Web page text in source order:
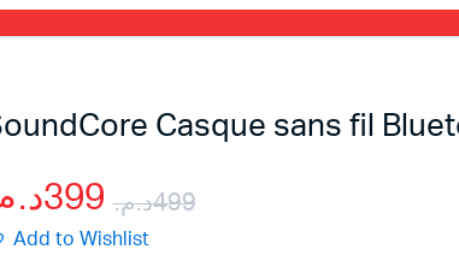
Casque sans fil
499د.م. 399
Add to Wishlist